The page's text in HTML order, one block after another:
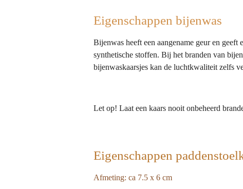
Eigenschappen bijenwas
Bijenwas heeft een aangename geur en
synthetische stoffen. Bij het branden van
bijenwaskaarsjes kan de luchtkwaliteit zelfs
Let op! Laat een kaars nooit onbeheerd
Eigenschappen
Afmeting: ca 7.5 x 6 cm